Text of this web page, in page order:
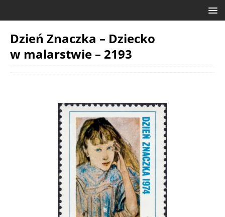
Dzień Znaczka – Dziecko
w malarstwie – 2193